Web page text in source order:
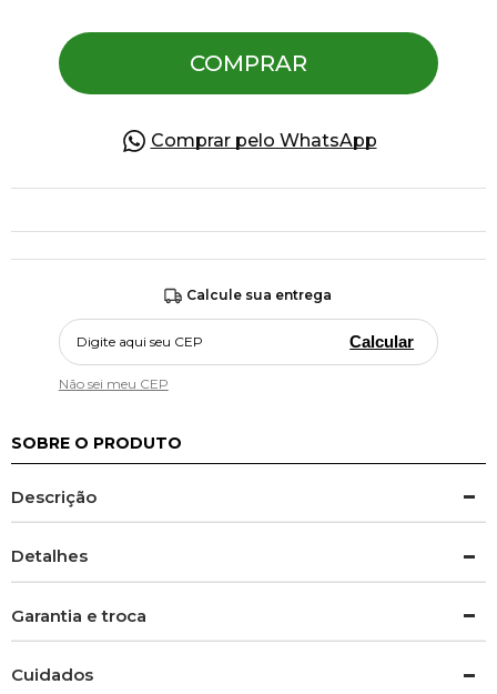
COMPRAR
Comprar pelo WhatsApp
Calcule sua entrega
Calcular
Não sei meu CEP
SOBRE O PRODUTO
Descrição
Detalhes
Garantia e troca
Cuidados